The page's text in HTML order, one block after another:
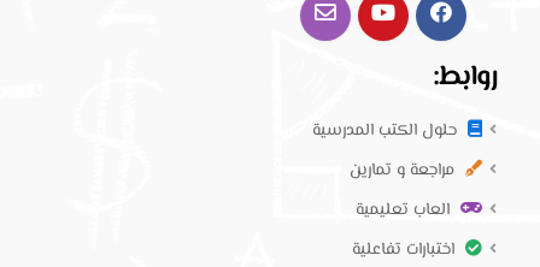
روابط:
حلول الكتب المدرسية
مراجعة و تمارين
العاب تعليمية
اختبارات تفاعلية